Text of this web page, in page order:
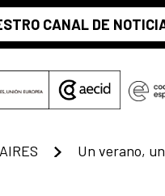
CANAL DE
Un verano,